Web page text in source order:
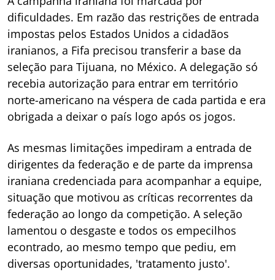
dificuldades. Em razão das restrições de entrada
impostas pelos Estados Unidos a cidadãos
iranianos, a Fifa precisou transferir a base da
seleção para Tijuana, no México. A delegação só
recebia autorização para entrar em território
norte-americano na véspera de cada partida e era
obrigada a deixar o país logo após os jogos.
As mesmas limitações impediram a entrada de
dirigentes da federação e de parte da imprensa
iraniana credenciada para acompanhar a equipe,
situação que motivou as críticas recorrentes da
federação ao longo da competição. A seleção
lamentou o desgaste e todos os empecilhos
econtrado, ao mesmo tempo que pediu, em
diversas oportunidades, 'tratamento justo'.